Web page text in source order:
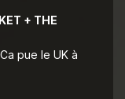
+ THE
pue le UK à